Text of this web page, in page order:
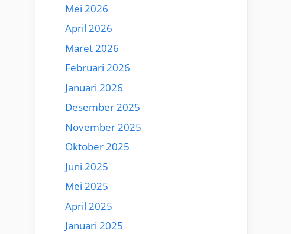
Mei 2026
April 2026
Maret 2026
Februari 2026
Januari 2026
Desember 2025
November 2025
Oktober 2025
Juni 2025
Mei 2025
April 2025
Januari 2025